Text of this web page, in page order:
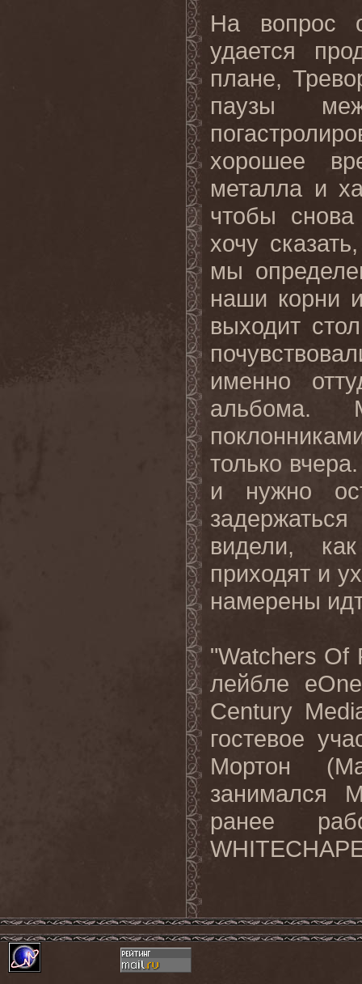
На вопрос
удается
плане,
паузы
хорошее
металла и
чтобы
хочу
мы
наши корни
выходит
именно
альбома.
только
и нужно
видели,
приходят и
намерены
"Watchers Of
лейбле
Century
гостевое
Мортон
занимался
ранее